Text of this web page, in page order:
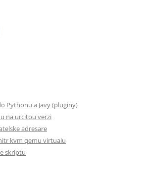
Pythonu a Javy (pluginy)
na urcitou verzi
adresare
kvm qemu virtualu
skriptu